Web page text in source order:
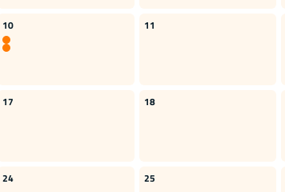
10 11
17 18
24 25